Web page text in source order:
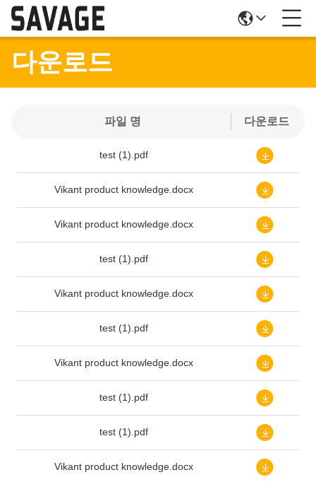
다운로드
파일 명 다운로드
test (1).pdf
Vikant product knowledge.docx
Vikant product knowledge.docx
test (1).pdf
Vikant product knowledge.docx
test (1).pdf
Vikant product knowledge.docx
test (1).pdf
test (1).pdf
Vikant product knowledge.docx